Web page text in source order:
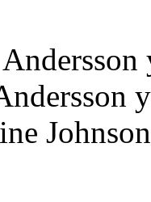
Johnson